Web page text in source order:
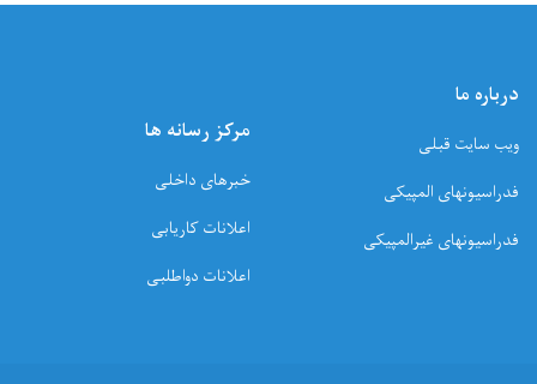
درباره ما
ویب سایت قبلی
فدراسیونهای المپیکی
فدراسیونهای غیرالمپیکی
مرکز رسانه ها
خبرهای داخلی
اعلانات کاریابی
اعلانات دواطلبی